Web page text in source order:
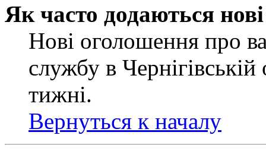
Як часто додаються
Нові оголошення про
службу в
тижні.
Вернуться к началу